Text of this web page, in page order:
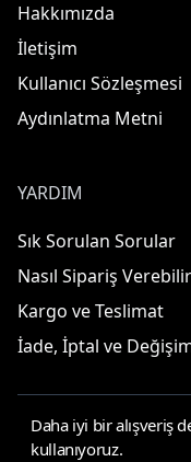
Hakkımızda
İletişim
Kullanıcı Sözleşmesi
Aydınlatma Metni
YARDIM
Sık Sorulan Sorular
Nasıl Sipariş
Kargo ve Teslimat
İade, İptal ve
© 2025
Daha iyi bir alışveriş
kullanıyoruz.